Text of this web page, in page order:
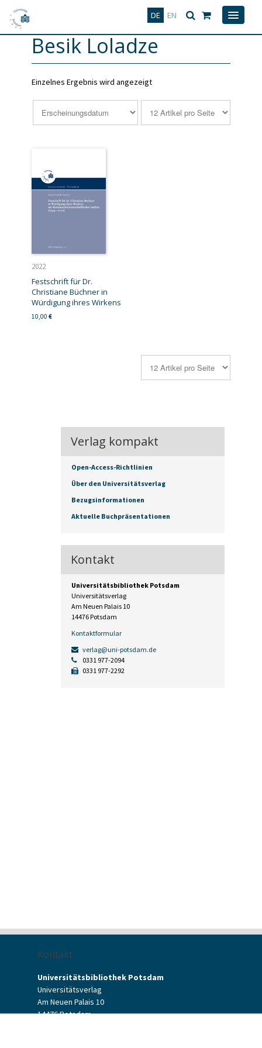
DE EN
Deutsch
Besik Loladze
Einzelnes Ergebnis wird angezeigt
2022
Festschrift für Dr.
Christiane Büchner in
Würdigung ihres Wirkens
10,00 €
Verlag kompakt
Open-Access-Richtlinien
Über den Universitätsverlag
Bezugsinformationen
Aktuelle Buchpräsentationen
Kontakt
Universitätsbibliothek Potsdam
Universitätsverlag
Am Neuen Palais 10
14476 Potsdam
Kontaktformular
verlag@uni-potsdam.de
0331 977-2094
0331 977-2292
Kontakt
Universitätsbibliothek Potsdam
Universitätsverlag
Am Neuen Palais 10
14476 Potsdam